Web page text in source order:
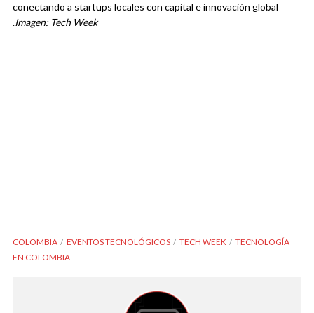
conectando a startups locales con capital e innovación global​
.Imagen: Tech Week
COLOMBIA EVENTOS TECNOLÓGICOS TECH WEEK
TECNOLOGÍA
EN COLOMBIA